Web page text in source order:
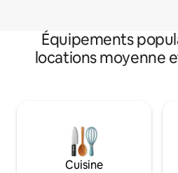
Équipements
locations moyenne
Cuisine